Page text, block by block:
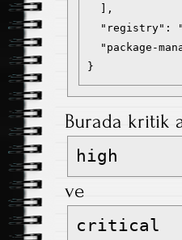
  ],
"registry":
"package-
}
Burada kritik
high
ve
critical